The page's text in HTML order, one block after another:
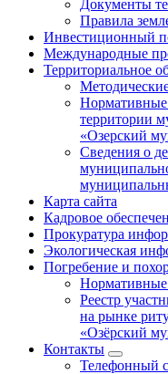
Документы
Правила
Инвестиционный
Международные
Территориальное
территории
«Озерский
Сведения о
Карта сайта
Кадровое
Прокуратура
Экологическая
Погребение и
Нормативные
Реестр
на рынке
«Озёрский
Контакты
Телефонный